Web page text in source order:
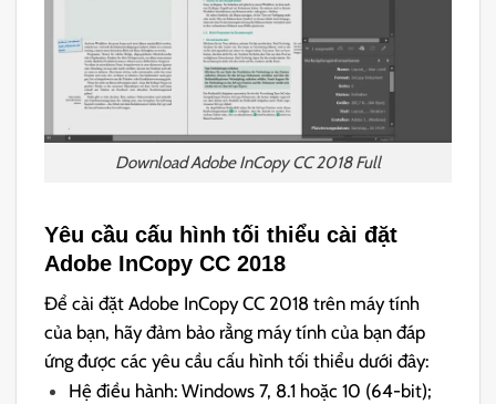
Download Adobe InCopy CC 2018 Full
Yêu cầu cấu hình tối thiểu cài đặt
Adobe InCopy CC 2018
Để cài đặt Adobe InCopy CC 2018 trên máy tính
của bạn, hãy đảm bảo rằng máy tính của bạn đáp
ứng được các yêu cầu cấu hình tối thiểu dưới đây:
Hệ điều hành: Windows 7, 8.1 hoặc 10 (64-bit);